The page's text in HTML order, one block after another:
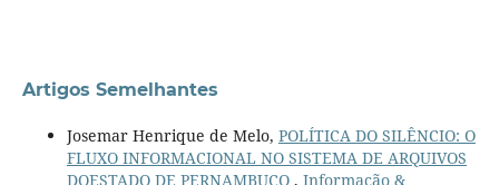
Artigos Semelhantes
Josemar Henrique de Melo, POLÍTICA DO SILÊNCIO: O
FLUXO INFORMACIONAL NO SISTEMA DE ARQUIVOS
DOESTADO DE PERNAMBUCO , Informação &